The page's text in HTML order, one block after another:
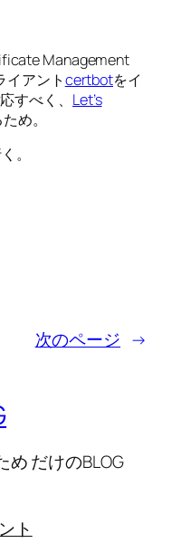
Management
イアントcertbotをイ
すべく、 Let’s
め。
。
次のページ →
め だけのBLOG
ト